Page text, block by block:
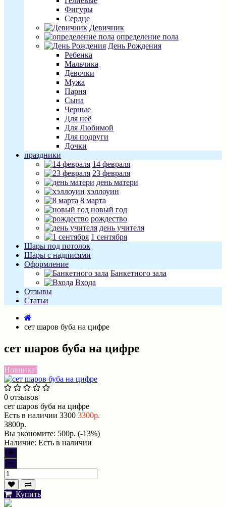
Фигуры
Сердце
Девичник
определение пола
День Рождения
Ребенка
Мальчика
Девочки
Мужа
Парня
Сына
Черные
Для неё
Для Любимой
Для подруги
Дочки
праздники
14 февраля
23 февраля
день матери
хэллоуин
8 марта
новый год
рождество
день учителя
1 сентября
Шары под потолок
Шары с надписями
Оформление
Банкетного зала
Входа
Отзывы
Статьи
сет шаров буба на цифре
сет шаров буба на цифре
Новинка!
0 отзывов
сет шаров буба на цифре
Есть в наличии 3300 3300р.
3800р.
Вы экономите: 500р. (-13%)
Наличие: Есть в наличии
Купить